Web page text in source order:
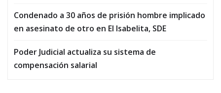
Condenado a 30 años de prisión hombre implicado
en asesinato de otro en El Isabelita, SDE
Poder Judicial actualiza su sistema de
compensación salarial